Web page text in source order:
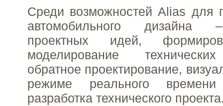
Среди возможностей Alias для
автомобильного дизайна
проектных идей,
моделирование
обратное проектирование,
режиме реального
разработка технического